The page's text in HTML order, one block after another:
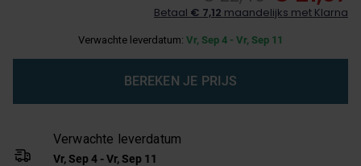
Betaal € 7,12 maandelijks met Klarna
Verwachte leverdatum: Vr, Sep 4 - Vr, Sep 11
BEREKEN JE PRIJS
Verwachte leverdatum
Vr, Sep 4 - Vr, Sep 11